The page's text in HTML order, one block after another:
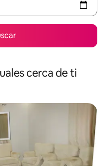
cerca de ti